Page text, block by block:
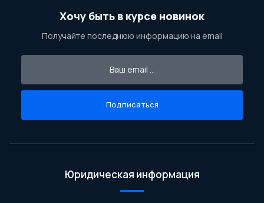
Хочу быть в курсе новинок
Получайте последнюю информацию на email
Подписаться
Юридическая информация